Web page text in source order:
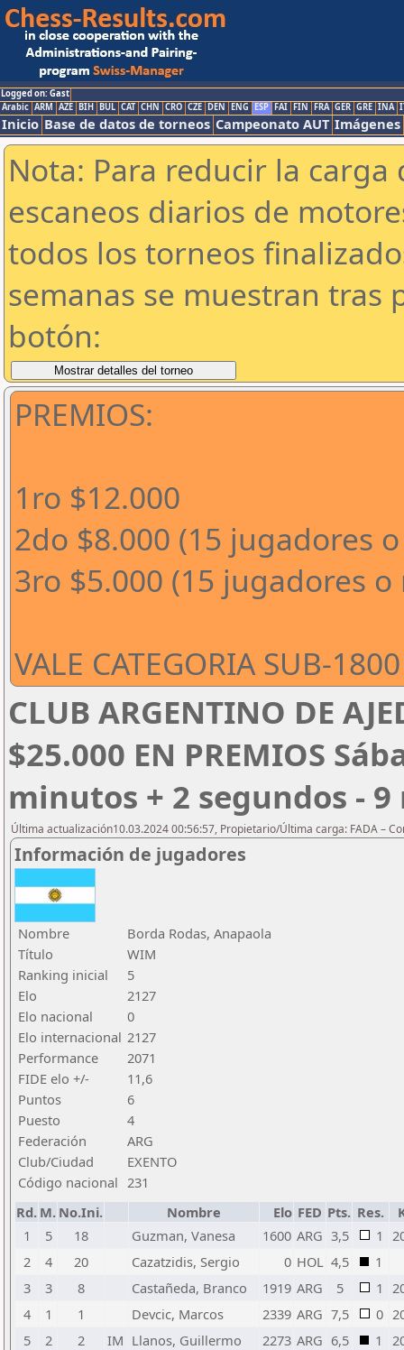
Logged on: Gast
Arabic ARM AZE BIH BUL CAT CHN CRO CZE DEN ENG ESP FAI FIN FRA GER GRE INA
Inicio Base de datos de torneos Campeonato AUT Imágenes
Nota: Para reducir la
escaneos diarios de
todos los torneos
semanas se muestran tras
botón:
PREMIOS:
1ro $12.000
2do $8.000 (15 jugadores
3ro $5.000 (15 jugadores o
VALE CATEGORIA SUB-
CLUB ARGENTINO DE
$25.000 EN PREMIOS
minutos + 2 segundos - 9
Última actualización10.03.2024 00:56:57, Propietario/Última carga: FADA –
Información de jugadores
Nombre
Borda Rodas, Anapaola
Título
WIM
Ranking inicial
5
Elo
2127
Elo nacional
0
Elo internacional 2127
Performance
2071
FIDE elo +/-
11,6
Puntos
6
Puesto
4
Federación
ARG
Club/Ciudad
EXENTO
Código nacional 231
Rd. M. No.Ini. Nombre Elo FED Pts. Res.
1
5 18 Guzman, Vanesa 1600 ARG 3,5 1
2
4 20 Cazatzidis, Sergio 0 HOL 4,5
1
3
3 8 Castañeda, Branco 1919 ARG 5 1
4
1 1 Devcic, Marcos 2339 ARG 7,5 0
5
2 2 IM Llanos, Guillermo 2273 ARG 6,5 1